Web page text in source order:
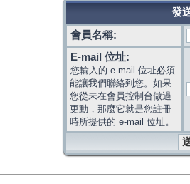
發
會員名稱:
E-mail 位址:
您輸入的 e-mail 位址必須
能讓我們聯絡到您。如果
您從未在會員控制台做過
更動，那麼它就是您註冊
時所提供的 e-mail 位址。